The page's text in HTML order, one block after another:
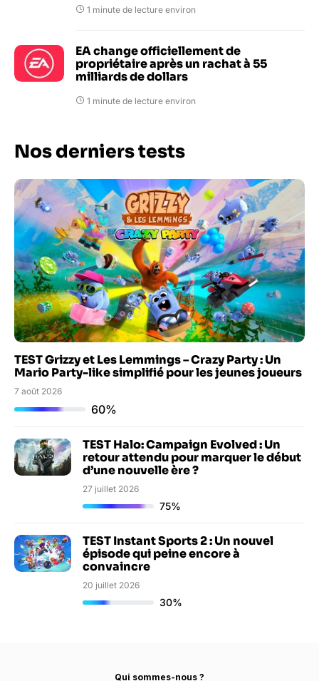
1 minute de lecture environ
EA change officiellement de
propriétaire après un rachat à 55
milliards de dollars
1 minute de lecture environ
Nos derniers tests
TEST Grizzy et Les Lemmings – Crazy Party : Un
Mario Party-like simplifié pour les jeunes joueurs
7 août 2026
60%
TEST Halo: Campaign Evolved : Un
retour attendu pour marquer le début
d’une nouvelle ère ?
27 juillet 2026
75%
TEST Instant Sports 2 : Un nouvel
épisode qui peine encore à
convaincre
20 juillet 2026
30%
Qui sommes-nous ?